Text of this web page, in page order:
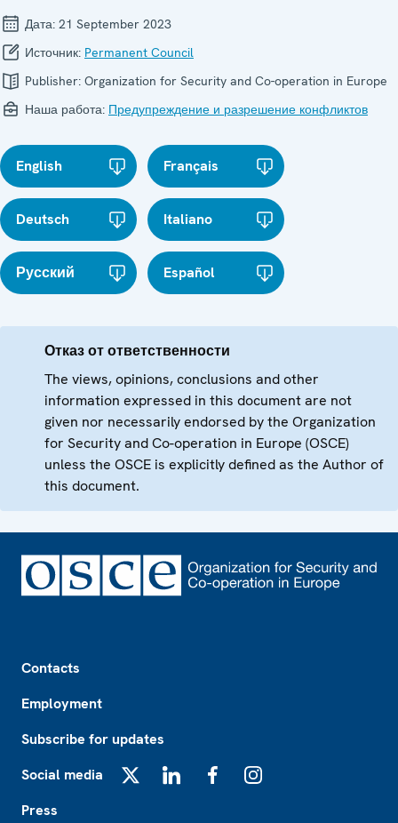
Дата: 21 September 2023
Источник: Permanent Council
Publisher: Organization for Security and Co-operation in Europe
Наша работа: Предупреждение и разрешение конфликтов
English Français
Deutsch Italiano
Русский Español
Отказ от ответственности
The views, opinions, conclusions and other
information expressed in this document are not
given nor necessarily endorsed by the Organization
for Security and Co-operation in Europe (OSCE)
unless the OSCE is explicitly defined as the Author of
this document.
Contacts
Employment
Subscribe for updates
Social media
Press